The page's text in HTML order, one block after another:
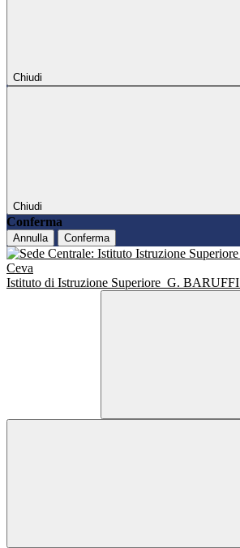
Chiudi
Chiudi
Conferma
Annulla Conferma
Istituto di Istruzione Superiore G. BARUFFI